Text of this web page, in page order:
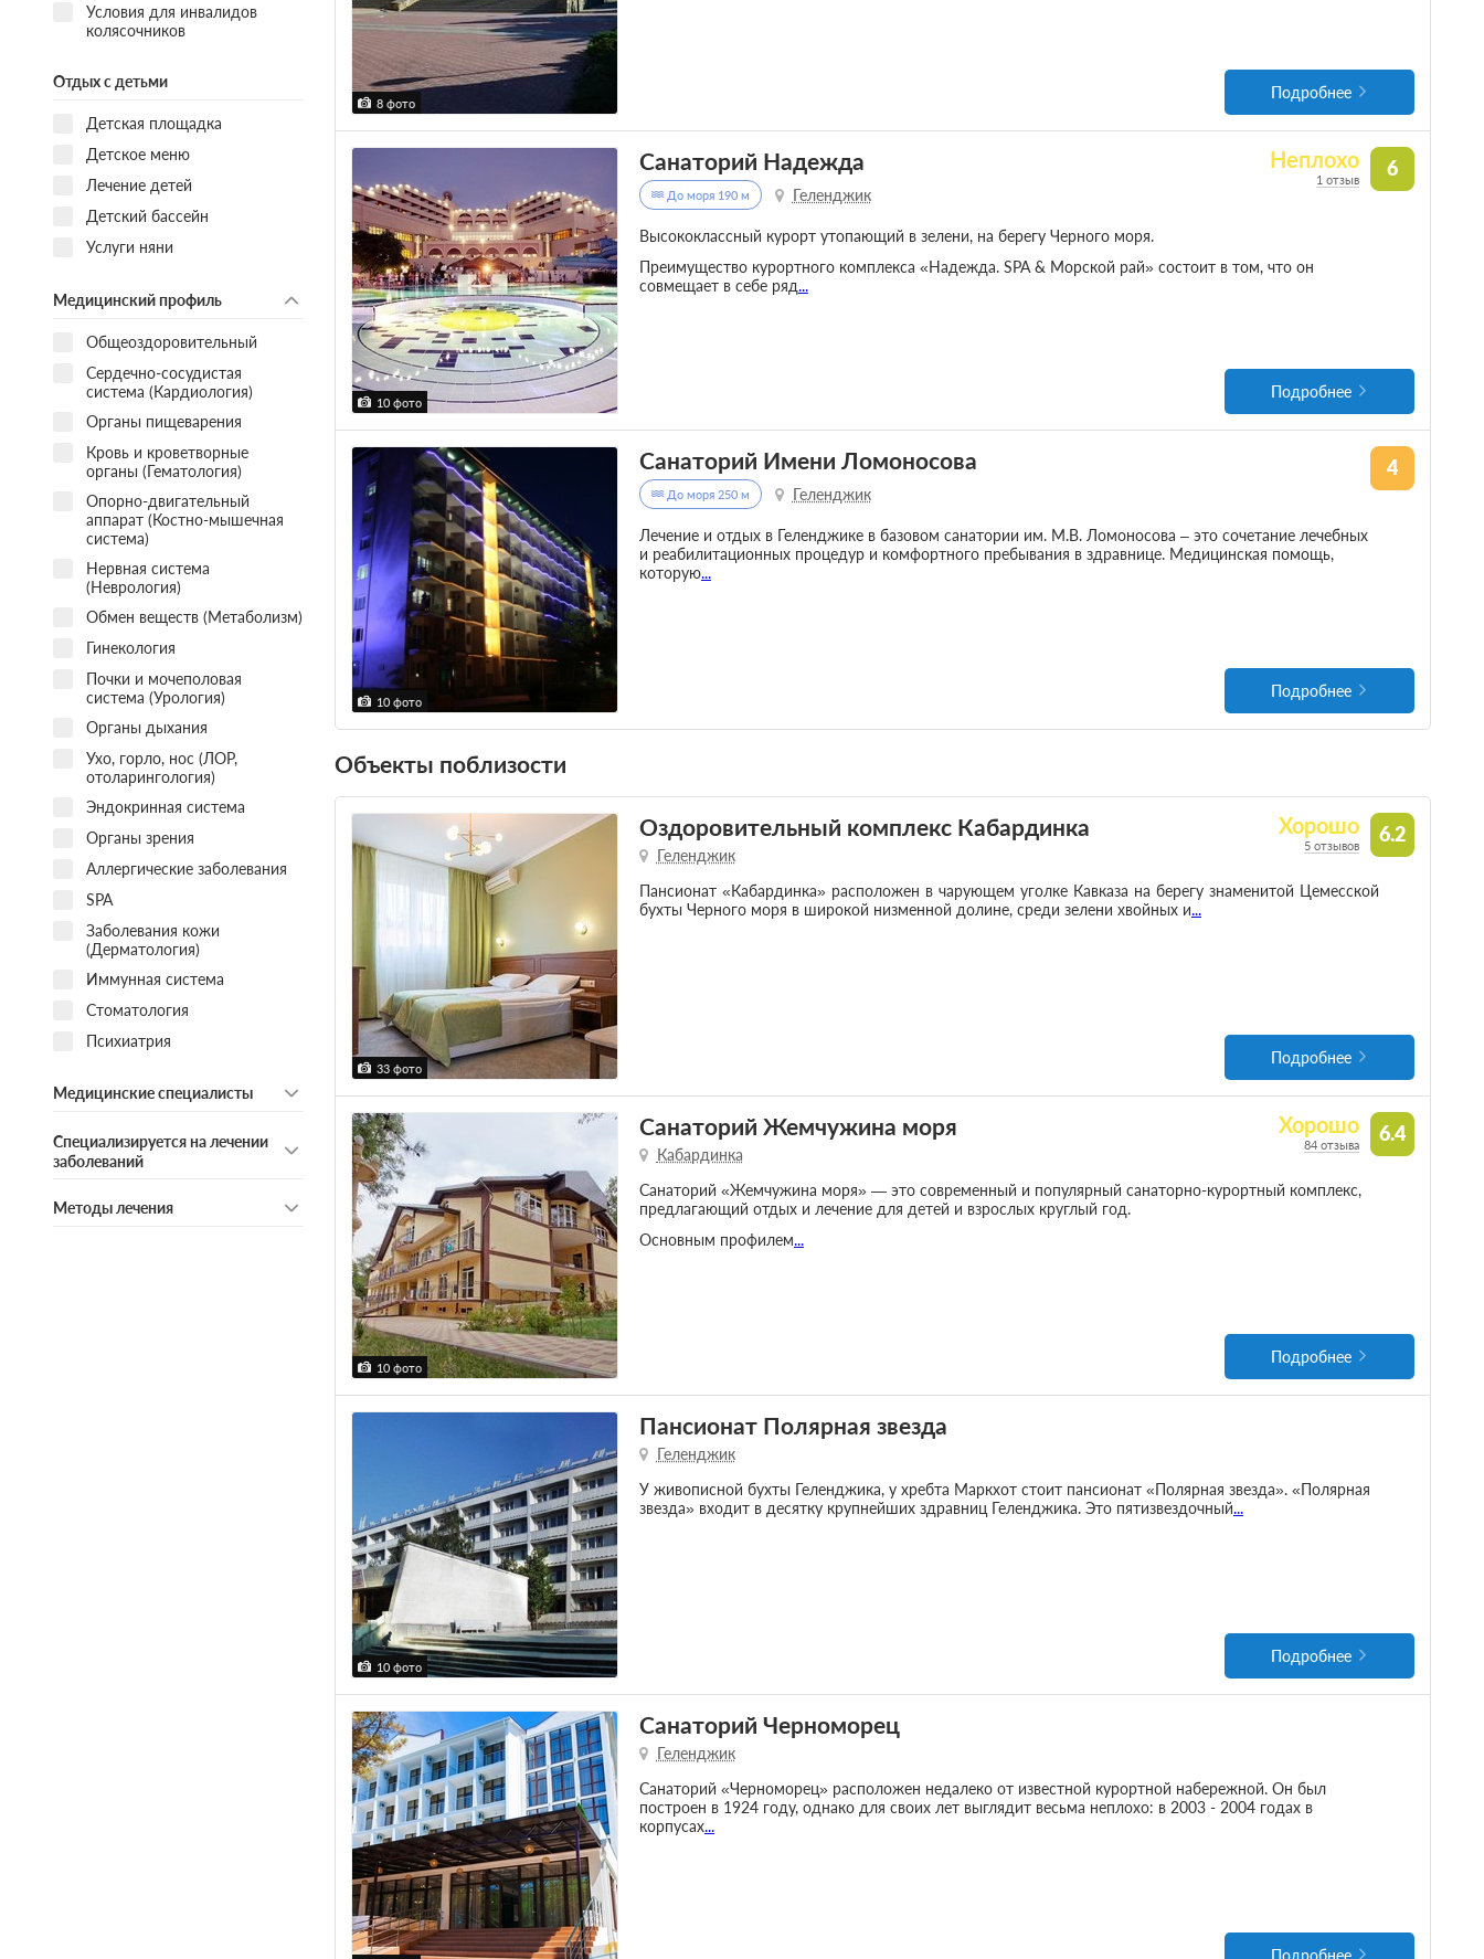
Условия для инвалидов
колясочников
Отдых с детьми
Детская площадка
Детское меню
Лечение детей
Детский бассейн
Услуги няни
Медицинский профиль
Общеоздоровительный
Сердечно-сосудистая
система (Кардиология)
Органы пищеварения
Кровь и кроветворные
органы (Гематология)
Опорно-двигательный
аппарат (Костно-мышечная
система)
Нервная система
(Неврология)
Обмен веществ (Метаболизм)
Гинекология
Почки и мочеполовая
система (Урология)
Органы дыхания
Ухо, горло, нос (ЛОР,
отоларингология)
Эндокринная система
Органы зрения
Аллергические заболевания
SPA
Заболевания кожи
(Дерматология)
Иммунная система
Стоматология
Психиатрия
Медицинские специалисты
Специализируется на лечении
заболеваний
Методы лечения
8 фото
Подробнее
10 фото
6
Неплохо
1 отзыв
Санаторий Надежда
До моря 190 м Геленджик
Высококлассный курорт утопающий в зелени, на берегу Черного моря.
Преимущество курортного комплекса «Надежда. SPA & Морской рай» состоит в том, что он
совмещает в себе ряд...
Подробнее
10 фото
4
Санаторий Имени Ломоносова
До моря 250 м Геленджик
Лечение и отдых в Геленджике в базовом санатории им. М.В. Ломоносова – это сочетание лечебных
и реабилитационных процедур и комфортного пребывания в здравнице. Медицинская помощь,
которую...
Подробнее
Объекты поблизости
33 фото
6.2
Хорошо
5 отзывов
Оздоровительный комплекс Кабардинка
Геленджик
Пансионат «Кабардинка» расположен в чарующем уголке Кавказа на берегу знаменитой Цемесской
бухты Черного моря в широкой низменной долине, среди зелени хвойных и...
Подробнее
10 фото
6.4
Хорошо
84 отзыва
Санаторий Жемчужина моря
Кабардинка
Санаторий «Жемчужина моря» — это современный и популярный санаторно-курортный комплекс,
предлагающий отдых и лечение для детей и взрослых круглый год.
Основным профилем...
Подробнее
10 фото
Пансионат Полярная звезда
Геленджик
У живописной бухты Геленджика, у хребта Маркхот стоит пансионат «Полярная звезда». «Полярная
звезда» входит в десятку крупнейших здравниц Геленджика. Это пятизвездочный...
Подробнее
Санаторий Черноморец
Геленджик
Санаторий «Черноморец» расположен недалеко от известной курортной набережной. Он был
построен в 1924 году, однако для своих лет выглядит весьма неплохо: в 2003 - 2004 годах в
корпусах...
Подробнее